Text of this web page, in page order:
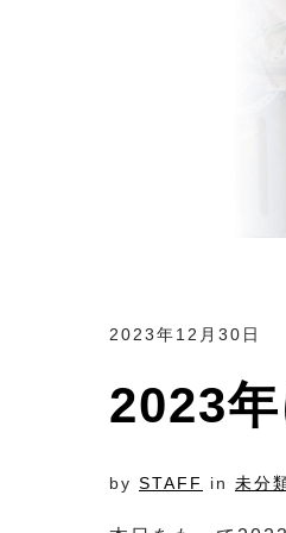
2023年12月30日
2023
by STAFF in 未分